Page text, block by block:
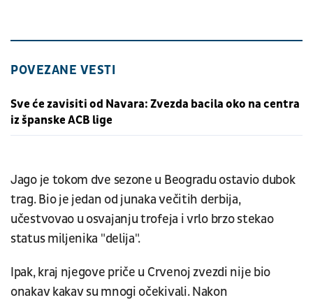
POVEZANE VESTI
Sve će zavisiti od Navara: Zvezda bacila oko na centra
iz španske ACB lige
Jago je tokom dve sezone u Beogradu ostavio dubok
trag. Bio je jedan od junaka večitih derbija,
učestvovao u osvajanju trofeja i vrlo brzo stekao
status miljenika "delija".
Ipak, kraj njegove priče u Crvenoj zvezdi nije bio
onakav kakav su mnogi očekivali. Nakon